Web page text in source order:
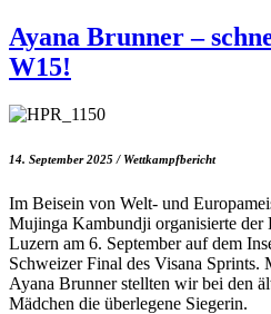
Ayana Brunner –
W15!
14. September 2025 / Wettkampfbericht
Im Beisein von Welt- und
Mujinga Kambundji organisierte der
Luzern am 6. September auf dem
Schweizer Final des Visana Sprints.
Ayana Brunner stellten wir bei den
Mädchen die überlegene Siegerin.